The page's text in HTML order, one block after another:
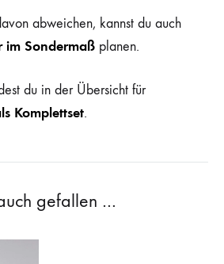
abweichen, kannst du auch
im Sondermaß planen.
du in der Übersicht für
Komplettset.
gefallen …